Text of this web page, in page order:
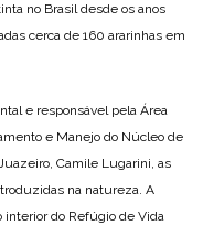
no Brasil desde os anos
cerca de 160 ararinhas em
e responsável pela Área
e Manejo do Núcleo de
Camile Lugarini, as
na natureza. A
interior do Refúgio de Vida